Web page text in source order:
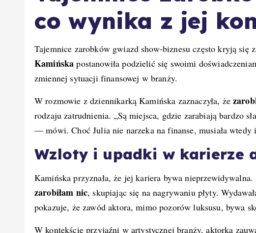
co wynika z jej
Tajemnice zarobków gwiazd show-biznesu często kryją
Kamińska postanowiła podzielić się swoimi
zmiennej sytuacji finansowej w branży.
W rozmowie z dziennikarką Kamińska zaznaczyła, że
rodzaju zatrudnienia. „Są miejsca, gdzie zarabiają bardzo
— mówi. Choć Julia nie narzeka na finanse, musiała wtedy
Wzloty i upadki w karierze
Kamińska przyznała, że jej kariera bywa
zarobiłam nic, skupiając się na nagrywaniu płyty.
pokazuje, że zawód aktora, mimo pozorów luksusu, bywa
W kontekście przyjaźni w artystycznej branży, aktorka